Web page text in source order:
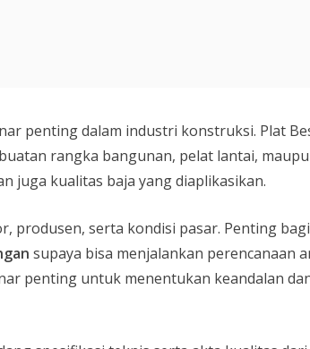
penting dalam industri konstruksi. Plat
rangka bangunan, pelat lantai,
juga kualitas baja yang diaplikasikan.
produsen, serta kondisi pasar. Penting
supaya bisa menjalankan perencanaan
penting untuk menentukan keandalan